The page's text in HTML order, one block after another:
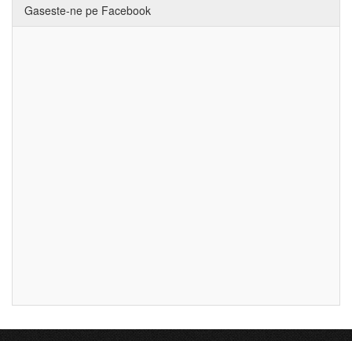
Gaseste-ne pe Facebook